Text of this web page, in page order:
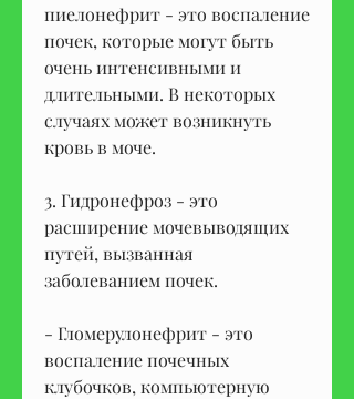
пиелонефрит - это воспаление
почек, которые могут быть
очень интенсивными и
длительными. В некоторых
случаях может возникнуть
кровь в моче.
3. Гидронефроз - это
расширение мочевыводящих
путей, вызванная
заболеванием почек.
- Гломерулонефрит - это
воспаление почечных
клубочков, компьютерную